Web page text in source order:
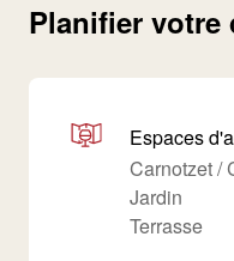
Planifier votre
Espaces
Carnotzet /
Jardin
Terrasse